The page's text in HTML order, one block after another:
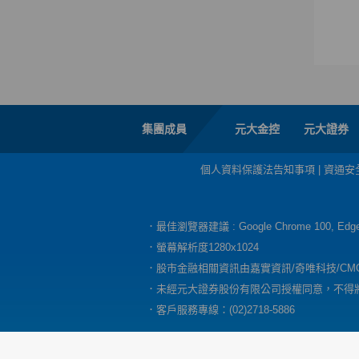
集團成員 元大金控 元大證券
個人資料保護法告知事項 資通安
．最佳瀏覽器建議 : Google Chrome 100,
．螢幕解析度1280x1024
．股市金融相關資訊由嘉實資訊/奇唯科技/
．未經元大證券股份有限公司授權同意，不
．客戶服務專線：(02)2718-5886